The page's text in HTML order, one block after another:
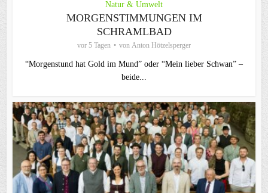
Natur & Umwelt
MORGENSTIMMUNGEN IM
SCHRAMLBAD
vor 5 Tagen von Anton Hötzelsperger
“Morgenstund hat Gold im Mund” oder “Mein lieber Schwan” –
beide...